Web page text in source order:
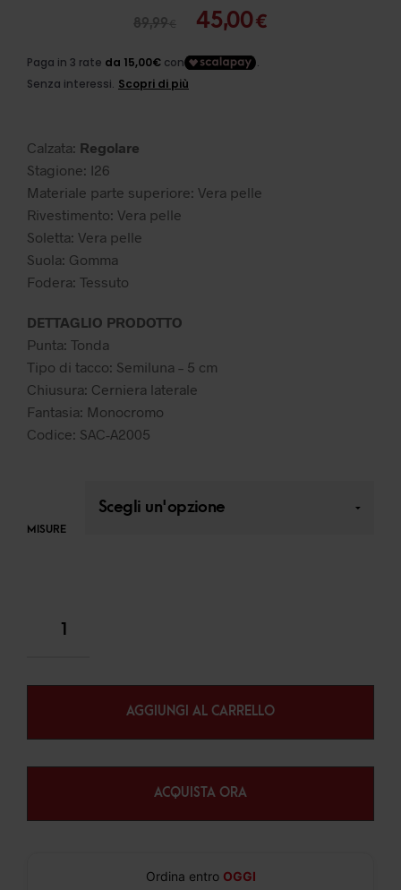
89,99€
Il
originale
45,00€
Calzata: Regolare
Stagione: I26
Materiale parte superiore: Vera pelle
Rivestimento: Vera pelle
Soletta: Vera pelle
Suola: Gomma
Fodera: Tessuto
DETTAGLIO PRODOTTO
Punta: Tonda
Tipo di tacco: Semiluna – 5 cm
Chiusura: Cerniera laterale
Fantasia: Monocromo
Codice: SAC-A2005
MISURE
AGGIUNGI AL CARRELLO
ACQUISTA ORA
Ordina entro OGGI